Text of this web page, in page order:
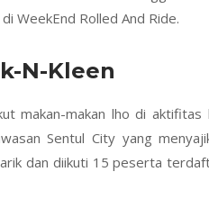
WeekEnd Rolled And Ride.
N-Kleen
makan-makan lho di
Sentul City yang
dan diikuti 15 peserta